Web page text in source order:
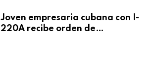
Joven empresaria cubana con I-
220A recibe orden de